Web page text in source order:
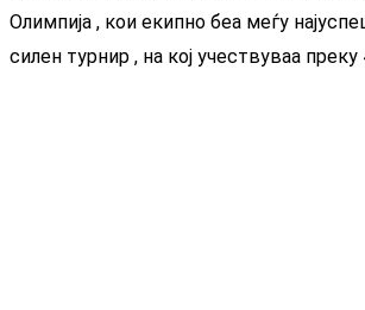
Олимпија , кои екипно беа меѓу
силен турнир , на кој учествуваа преку